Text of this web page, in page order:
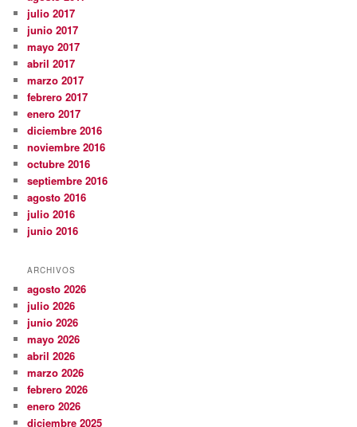
julio 2017
junio 2017
mayo 2017
abril 2017
marzo 2017
febrero 2017
enero 2017
diciembre 2016
noviembre 2016
octubre 2016
septiembre 2016
agosto 2016
julio 2016
junio 2016
ARCHIVOS
agosto 2026
julio 2026
junio 2026
mayo 2026
abril 2026
marzo 2026
febrero 2026
enero 2026
diciembre 2025